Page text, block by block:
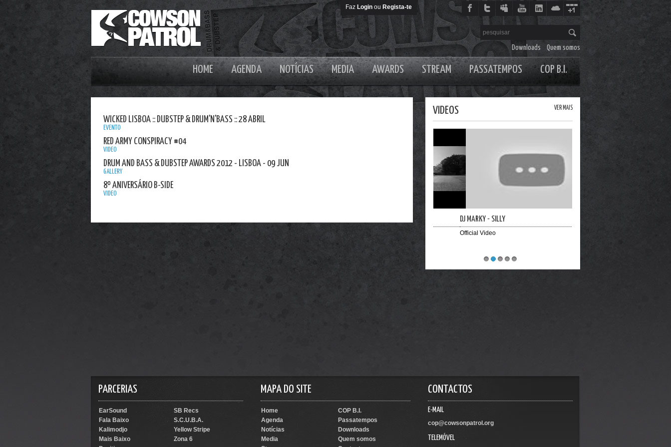
Faz Login ou Regista-te
Downloads Quem somos
HOME AGENDA NOTÍCIAS MEDIA AWARDS STREAM PASSATEMPOS COP B.I.
WICKED LISBOA :: DUBSTEP & DRUM'N'BASS :: 28 ABRIL
EVENTO
RED ARMY CONSPIRACY #04
VIDEO
DRUM AND BASS & DUBSTEP AWARDS 2012 - LISBOA - 09 JUN
GALLERY
8º ANIVERSÁRIO B-SIDE
VIDEO
VIDEOS VER MAIS
DJ MARKY - SILLY
Official Video
PARCERIAS
EarSound
SB Recs
Fala Baixo
S.C.U.B.A.
Kalimodjo
Yellow Stripe
Mais Baixo
Zona 6
MAPA DO SITE
Home
COP B.I.
Agenda
Passatempos
Notícias
Downloads
Media
Quem somos
CONTACTOS
E-MAIL
cop@cowsonpatrol.org
TELEMÓVEL